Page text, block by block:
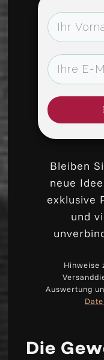
Bleiben
neue
exklusive
und
Hinweise
Auswertung
Die